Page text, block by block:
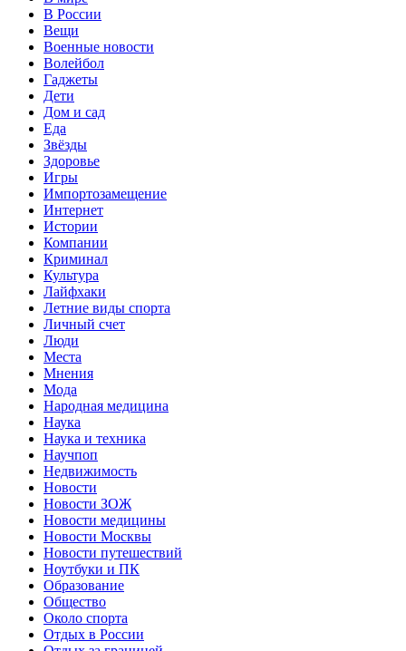
В России
Вещи
Военные новости
Волейбол
Гаджеты
Дети
Дом и сад
Еда
Звёзды
Здоровье
Игры
Импортозамещение
Интернет
Истории
Компании
Криминал
Культура
Лайфхаки
Летние виды спорта
Личный счет
Люди
Места
Мнения
Мода
Народная медицина
Наука
Наука и техника
Научпоп
Недвижимость
Новости
Новости ЗОЖ
Новости медицины
Новости Москвы
Новости путешествий
Ноутбуки и ПК
Образование
Общество
Около спорта
Отдых в России